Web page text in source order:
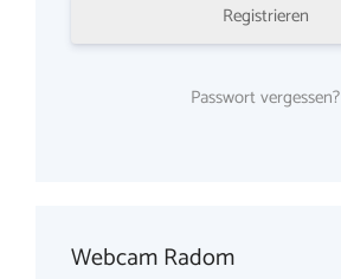
Registrieren
Passwort vergessen?
Webcam Radom